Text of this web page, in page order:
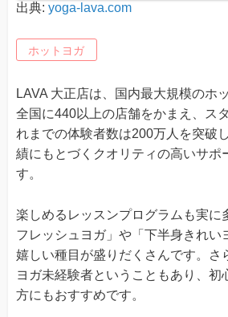
出典: yoga-lava.com
ホットヨガ
LAVA 大正店は、国内最大規模のホ
全国に440以上の店舗をかまえ、ス
れまでの体験者数は200万人を突破
績にもとづくクオリティの高いサポ
す。
楽しめるレッスンプログラムも実に
フレッシュヨガ」や「下半身きれい
嬉しい種目が盛りだくさんです。さ
ヨガ未経験者ということもあり、初
方にもおすすめです。